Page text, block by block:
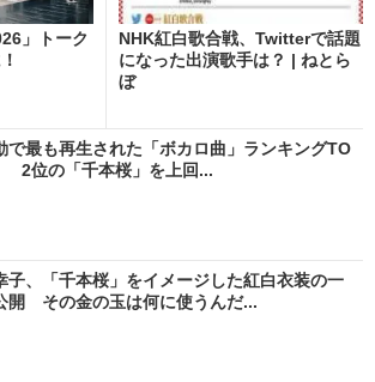
」トーク
NHK紅白歌合戦、Twitterで話題
になった出演歌手は？ | ねとら
ぼ
で最も再生された「ボカロ曲」ランキングTO
2位の「千本桜」を上回...
子、「千本桜」をイメージした紅白衣装の一
開 その金の玉は何に使うんだ...